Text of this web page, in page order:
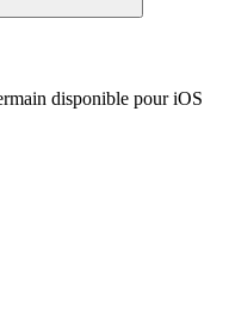
disponible pour iOS